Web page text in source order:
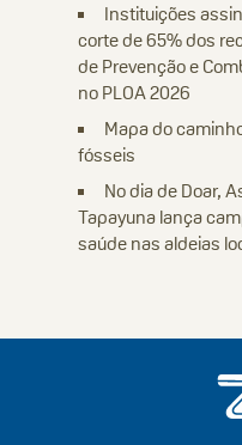
Instituições
corte de 65% dos
de Prevenção e
no PLOA 2026
Mapa do
fósseis
No dia de Doar,
Tapayuna lança
saúde nas aldeias